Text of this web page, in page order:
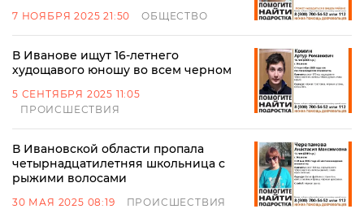
7 НОЯБРЯ 2025 21:50 ОБЩЕСТВО
В Иванове ищут 16-летнего
худощавого юношу во всем черном
5 СЕНТЯБРЯ 2025 11:05
ПРОИСШЕСТВИЯ
В Ивановской области пропала
четырнадцатилетняя школьница с
рыжими волосами
30 МАЯ 2025 08:19 ПРОИСШЕСТВИЯ